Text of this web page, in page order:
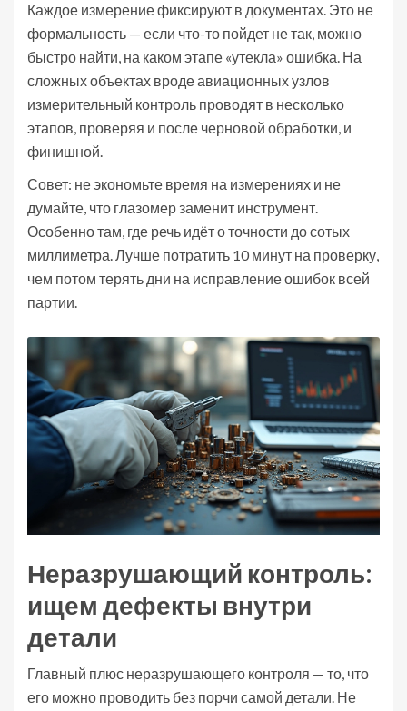
Каждое измерение фиксируют в документах. Это не
формальность — если что-то пойдет не так, можно
быстро найти, на каком этапе «утекла» ошибка. На
сложных объектах вроде авиационных узлов
измерительный контроль проводят в несколько
этапов, проверяя и после черновой обработки, и
финишной.
Совет: не экономьте время на измерениях и не
думайте, что глазомер заменит инструмент.
Особенно там, где речь идёт о точности до сотых
миллиметра. Лучше потратить 10 минут на проверку,
чем потом терять дни на исправление ошибок всей
партии.
Неразрушающий контроль:
ищем дефекты внутри
детали
Главный плюс неразрушающего контроля — то, что
его можно проводить без порчи самой детали. Не